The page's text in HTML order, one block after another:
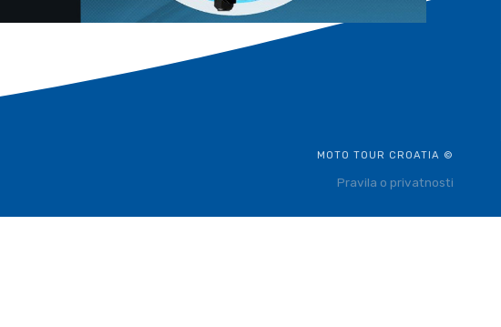
MOTO TOUR CROATIA ©
Pravila o privatnosti